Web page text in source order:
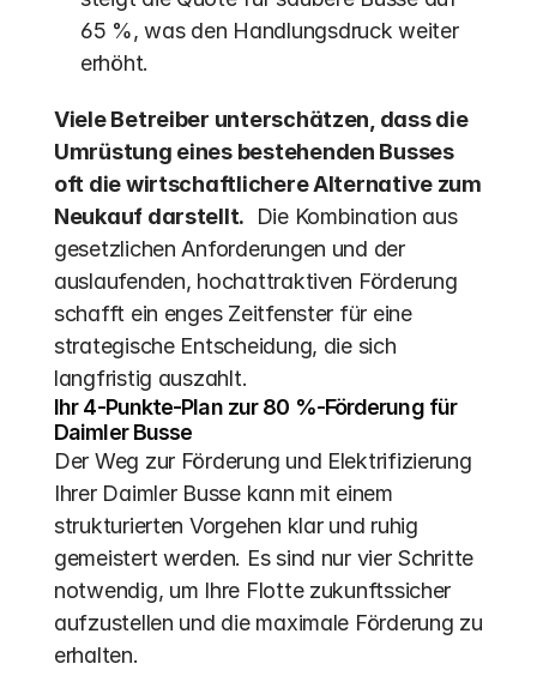
65 %, was den Handlungsdruck weiter
erhöht.
Viele Betreiber unterschätzen, dass die
Umrüstung eines bestehenden Busses
oft die wirtschaftlichere Alternative zum
Neukauf darstellt.
  Die Kombination aus
gesetzlichen Anforderungen und der
auslaufenden, hochattraktiven Förderung
schafft ein enges Zeitfenster für eine
strategische Entscheidung, die sich
langfristig auszahlt.
Ihr 4-Punkte-Plan zur 80 %-Förderung für
Daimler Busse
Der Weg zur Förderung und Elektrifizierung
Ihrer Daimler Busse kann mit einem
strukturierten Vorgehen klar und ruhig
gemeistert werden. Es sind nur vier Schritte
notwendig, um Ihre Flotte zukunftssicher
aufzustellen und die maximale Förderung zu
erhalten.